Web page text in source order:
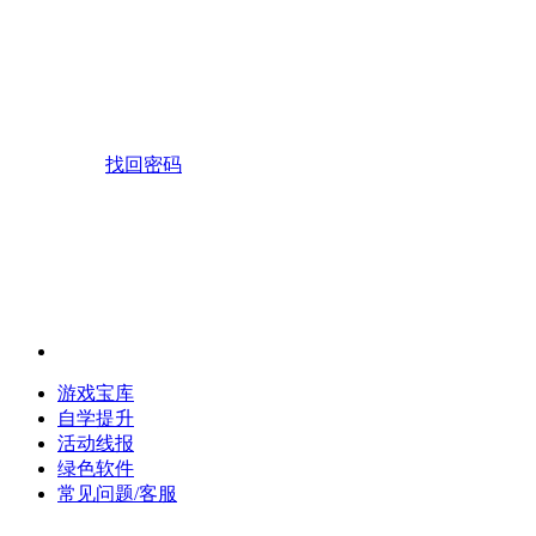
找回密码
游戏宝库
自学提升
活动线报
绿色软件
常见问题/客服